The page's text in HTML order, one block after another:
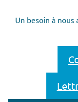
Un besoin à nous